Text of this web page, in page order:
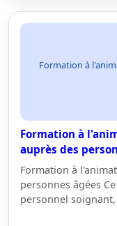
Formation à
Formation à
auprès des
Formation à
personnes âgées
personnel